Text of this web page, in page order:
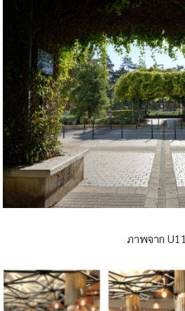
ภาพจาก U11